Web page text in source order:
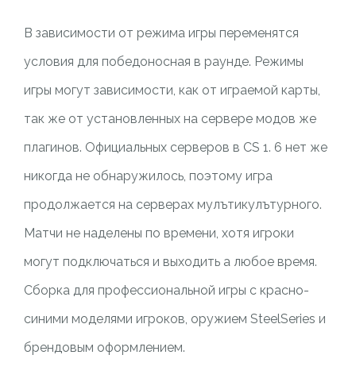
В зависимости от режима игры переменятся
условия для победоносная в раунде. Режимы
игры могут зависимости, как от играемой карты,
так же от установленных на сервере модов же
плагинов. Официальных серверов в CS 1. 6 нет же
никогда не обнаружилось, поэтому игра
продолжается на серверах мулътикулътурного.
Матчи не наделены по времени, хотя игроки
могут подключаться и выходить а любое время.
Сборка для профессиональной игры с красно-
синими моделями игроков, оружием SteelSeries и
брендовым оформлением.